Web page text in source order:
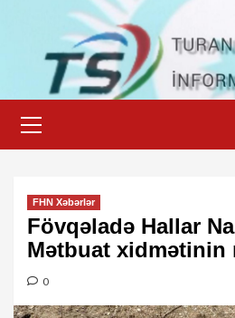
content
Menu
FHN Xəbərlər
Fövqəladə Hallar
Mətbuat xidmətinin
0